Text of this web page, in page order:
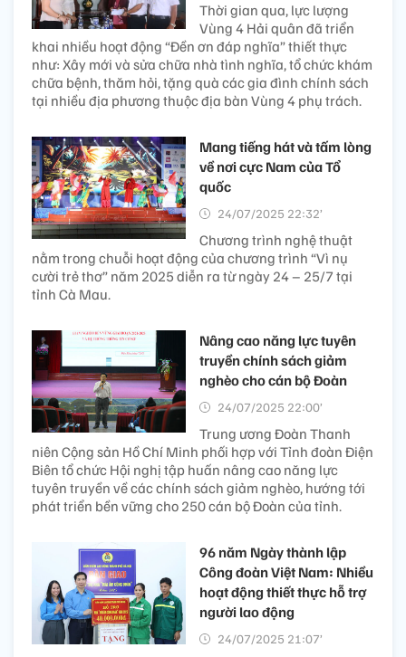
Thời gian qua, lực lượng
Vùng 4 Hải quân đã triển
khai nhiều hoạt động “Đền ơn đáp nghĩa” thiết thực
như: Xây mới và sửa chữa nhà tình nghĩa, tổ chức khám
chữa bệnh, thăm hỏi, tặng quà các gia đình chính sách
tại nhiều địa phương thuộc địa bàn Vùng 4 phụ trách.
Mang tiếng hát và tấm lòng
về nơi cực Nam của Tổ
quốc
24/07/2025 22:32’
Chương trình nghệ thuật
nằm trong chuỗi hoạt động của chương trình “Vì nụ
cười trẻ thơ” năm 2025 diễn ra từ ngày 24 – 25/7 tại
tỉnh Cà Mau.
Nâng cao năng lực tuyên
truyền chính sách giảm
nghèo cho cán bộ Đoàn
24/07/2025 22:00’
Trung ương Đoàn Thanh
niên Cộng sản Hồ Chí Minh phối hợp với Tỉnh đoàn Điện
Biên tổ chức Hội nghị tập huấn nâng cao năng lực
tuyên truyền về các chính sách giảm nghèo, hướng tới
phát triển bền vững cho 250 cán bộ Đoàn của tỉnh.
96 năm Ngày thành lập
Công đoàn Việt Nam: Nhiều
hoạt động thiết thực hỗ trợ
người lao động
24/07/2025 21:07’